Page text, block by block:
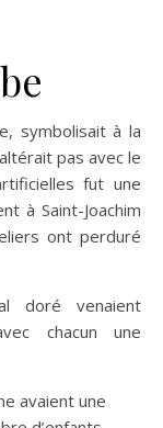
symbolisait à la
pas avec le
fut une
à Saint-Joachim
ont perduré
doré venaient
chacun une
avaient une